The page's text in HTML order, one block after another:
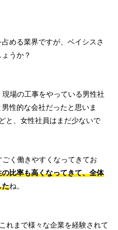
める業界ですが、ベイシスさ
うか？
場の工事をやっている男性社
性的な会社だったと思いま
と、女性社員はまだ少ないで
く働きやすくなってきてお
比率も高くなってきて、全体
たね。
れまで様々な企業を経験されて